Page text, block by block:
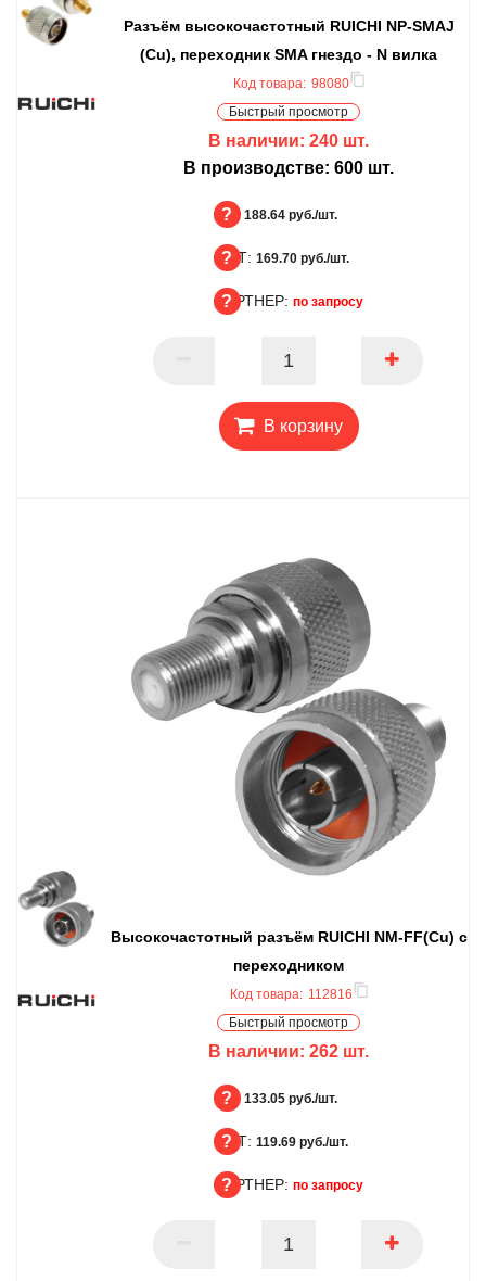
Разъём высокочастотный RUICHI NP-SMAJ
(Cu), переходник SMA гнездо - N вилка
Код товара: 98080
Быстрый просмотр
В наличии: 240 шт.
В производстве: 600 шт.
БЦ: 188.64 руб./шт.
ОПТ: 169.70 руб./шт.
ПАРТНЕР: по запросу
В корзину
Высокочастотный разъём RUICHI NM-FF(Cu) с
переходником
Код товара: 112816
Быстрый просмотр
В наличии: 262 шт.
БЦ: 133.05 руб./шт.
ОПТ: 119.69 руб./шт.
ПАРТНЕР: по запросу